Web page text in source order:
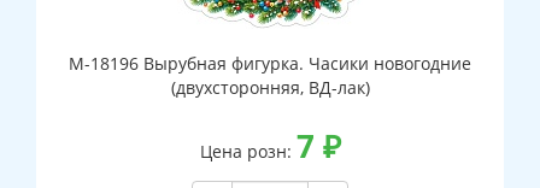
М-18196 Вырубная фигурка. Часики новогодние
(двухсторонняя, ВД-лак)
Цена розн: 7 ₽